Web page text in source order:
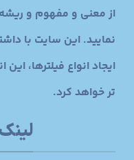
از معنی و مفهوم و
ایجاد انواع فیلترها،
تر خواهد کرد.